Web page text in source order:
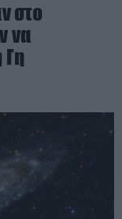
στο
να